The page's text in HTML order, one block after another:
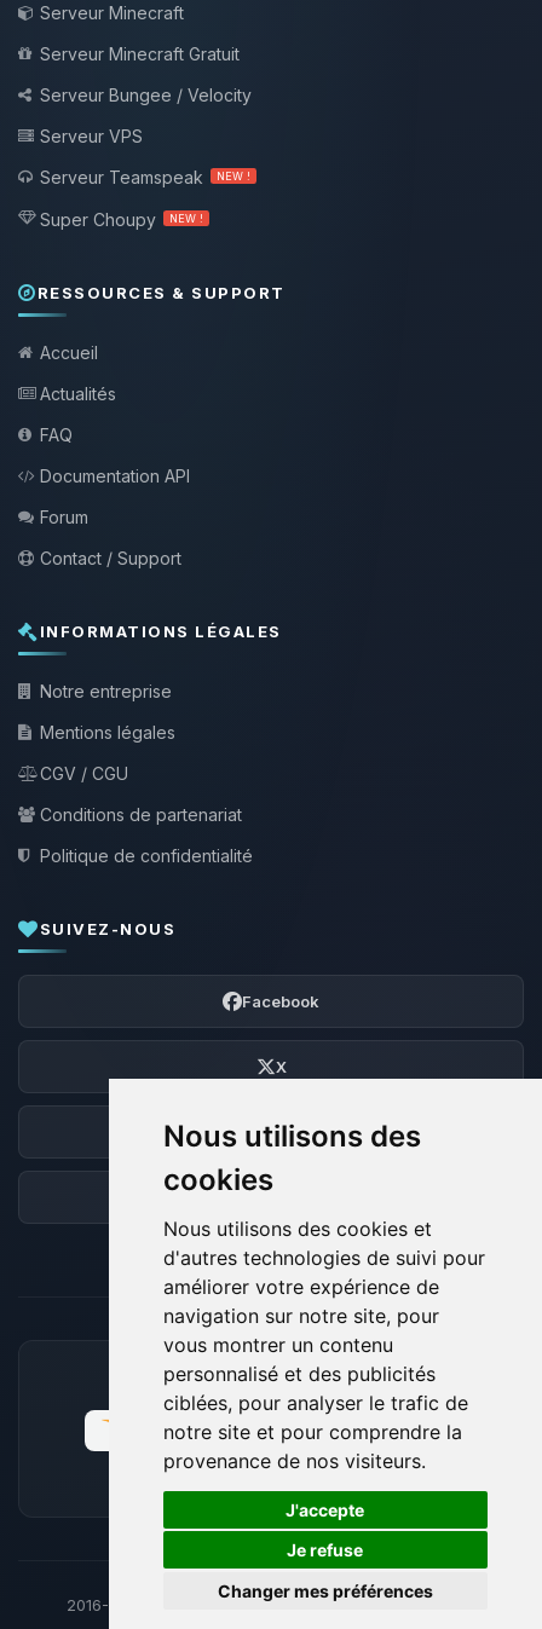
Nous utilisons des
cookies
Nous utilisons des cookies et
d'autres technologies de suivi pour
améliorer votre expérience de
navigation sur notre site, pour
vous montrer un contenu
personnalisé et des publicités
ciblées, pour analyser le trafic de
notre site et pour comprendre la
provenance de nos visiteurs.
J'accepte
Je refuse
Changer mes préférences
Serveur Minecraft
Serveur Minecraft Gratuit
Serveur Bungee / Velocity
Serveur VPS
Serveur Teamspeak
NEW !
Super Choupy NEW !
RESSOURCES & SUPPORT
Accueil
Actualités
FAQ
Documentation API
Forum
Contact / Support
INFORMATIONS LÉGALES
Notre entreprise
Mentions légales
CGV / CGU
Conditions de partenariat
Politique de confidentialité
SUIVEZ-NOUS
Facebook
X
Discord
Forum
MOYENS DE PAIEMENT ACCEPTÉS
2016-26 © BoxToPlay - ByteLogic tous droits réservés
🍪